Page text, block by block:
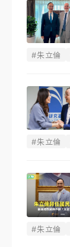
#朱立倫
#朱立倫
#朱立倫